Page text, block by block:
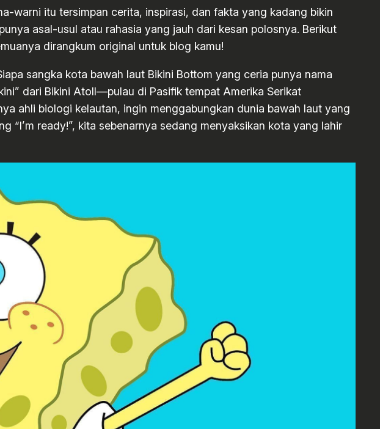
warni itu tersimpan cerita, inspirasi, dan fakta yang kadang bikin
asal-usul atau rahasia yang jauh dari kesan polosnya. Berikut
dirangkum original untuk blog kamu!
sangka kota bawah laut Bikini Bottom yang ceria punya nama
dari Bikini Atoll—pulau di Pasifik tempat Amerika Serikat
ahli biologi kelautan, ingin menggabungkan dunia bawah laut yang
“I’m ready!”, kita sebenarnya sedang menyaksikan kota yang lahir